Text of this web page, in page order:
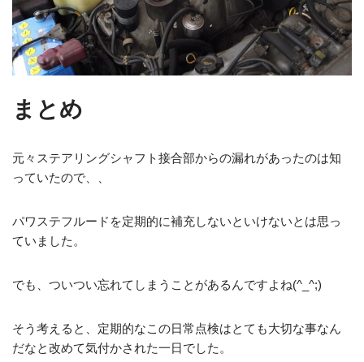
まとめ
元々ステアリングシャフト接合部からの漏れがあったのは知
っていたので、、
パワステフルードを定期的に補充しないといけないとは思っ
ていました。
でも、ついつい忘れてしまうことがあるんですよね(^_^;)
そう考えると、定期的なこの日常点検はとても大切な事なん
だなと改めて気付かされた一日でした。